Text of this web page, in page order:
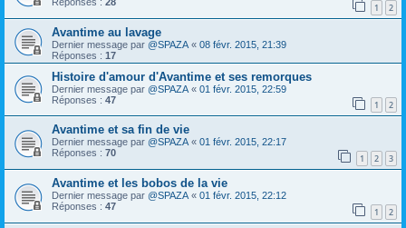
1 2
Avantime au lavage
Dernier message par @SPAZA « 08 févr. 2015, 21:39
Réponses : 17
Histoire d'amour d'Avantime et ses remorques
Dernier message par @SPAZA « 01 févr. 2015, 22:59
Réponses : 47 1 2
Avantime et sa fin de vie
Dernier message par @SPAZA« 01 févr. 2015, 22:17
Réponses : 70 1 2 3
Avantime et les bobos de la vie
Dernier message par @SPAZA « 01 févr. 2015, 22:12
Réponses : 47 1 2